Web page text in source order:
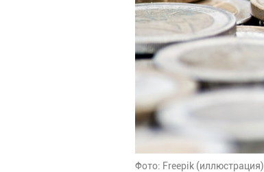
Фото: Freepik (иллюстрация)